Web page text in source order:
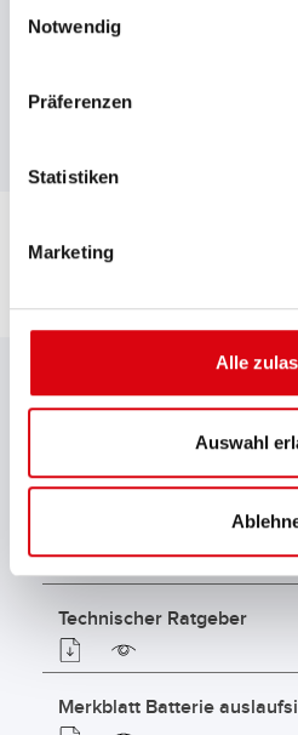
Notwendig
Präferenzen
Statistiken
Marketing
Alle
Auswahl
DOWNLOADS
Typenliste Starterbatterien
Technischer Ratgeber
Merkblatt Batterie